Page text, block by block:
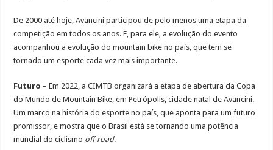
De 2000 até hoje, Avancini participou de pelo menos uma etapa da
competição em todos os anos. E, para ele, a evolução do evento
acompanhou a evolução do mountain bike no país, que tem se
tornado um esporte cada vez mais importante.
Futuro – Em 2022, a CIMTB organizará a etapa de abertura da Copa
do Mundo de Mountain Bike, em Petrópolis, cidade natal de Avancini.
Um marco na história do esporte no país, que aponta para um futuro
promissor, e mostra que o Brasil está se tornando uma potência
mundial do ciclismo off-road.